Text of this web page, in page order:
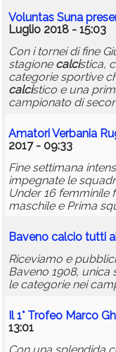
Voluntas Suna
Luglio 2018 - 15:03
Con i tornei di fine
stagione calcistica,
categorie sportive
calcistico e una
campionato di
Amatori Verbania
2017 - 09:33
Fine settimana
impegnate le
Under 16 femminile
maschile e Prima
Baveno calcio tutti
Riceviamo e
Baveno 1908, unica
le categorie nei
Il 1° Trofeo Marco
13:01